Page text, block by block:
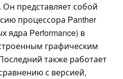
Он представляет собой
процессора Panther
ядра Performance) в
графическим
также работает
с версией,